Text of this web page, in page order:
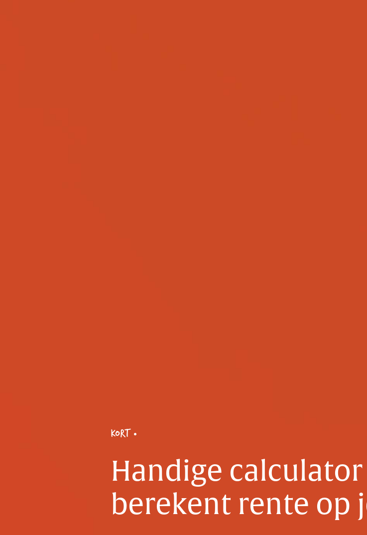
KORT
Handige
berekent rente op